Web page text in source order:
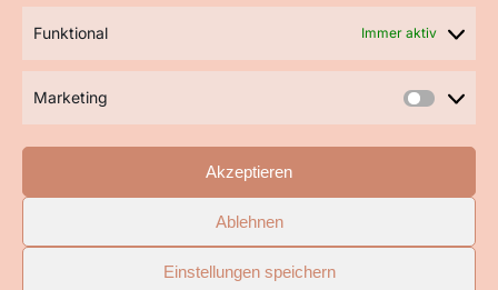
Funktional Immer aktiv
Marketing
Akzeptieren
Ablehnen
Einstellungen speichern
Gerhard-Malina-Straße 110